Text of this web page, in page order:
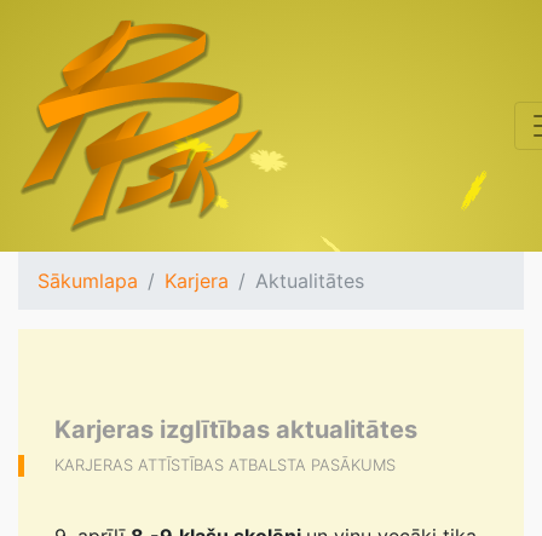
Sākumlapa Karjera Aktualitātes
Karjeras izglītības aktualitātes
KARJERAS ATTĪSTĪBAS ATBALSTA PASĀKUMS